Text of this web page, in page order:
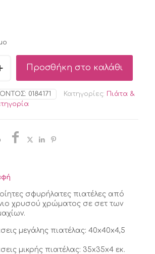
Προσθήκη στο καλάθι
0184171 Κατηγορίες: Πιάτα &
σφυρήλατες πιατέλες από
χρυσού χρώματος σε σετ των
μεγάλης πιατέλας: 40x40x4,5
μικρής πιατέλας: 35x35x4 εκ.